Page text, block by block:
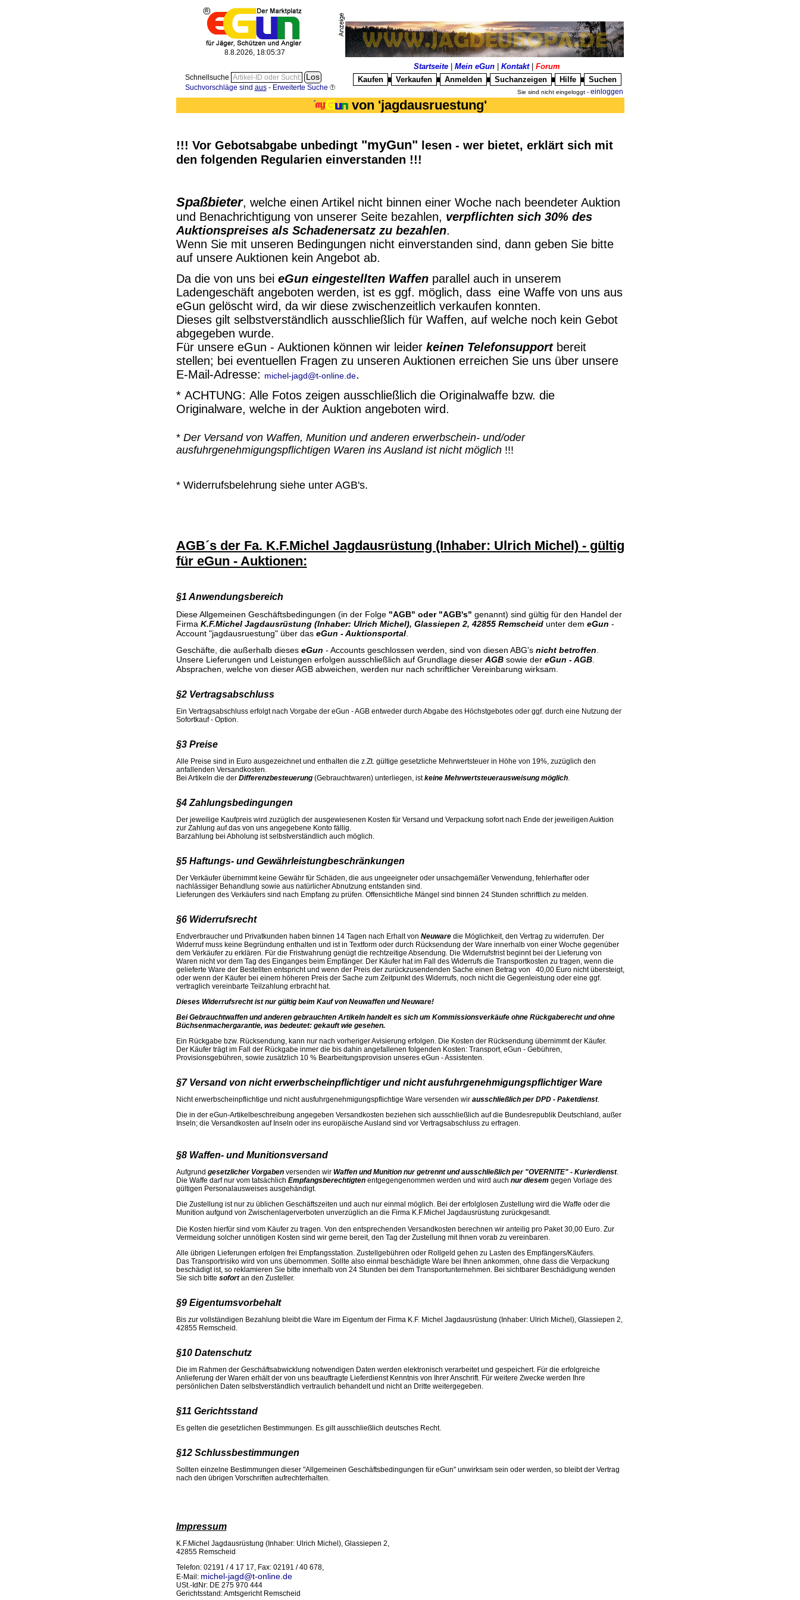
8.8.2026, 18:05:38
Schnellsuche
Suchvorschläge sind aus- Erweiterte Suche
Startseite Mein eGun Kontakt| Forum
Kaufen
Verkaufen Anmelden Suchanzeigen Hilfe Suchen
Sie sind nicht eingeloggt - einloggen
von 'jagdausruestung'
!!! Vor Gebotsabgabe unbedingt "myGun" lesen - wer bietet, erklärt sich mit
den folgenden Regularien einverstanden !!!
Spaßbieter, welche einen Artikel nicht binnen einer Woche nach beendeter Auktion
und Benachrichtigung von unserer Seite bezahlen, verpflichten sich 30% des
Auktionspreises als Schadenersatz zu bezahlen.
Wenn Sie mit unseren Bedingungen nicht einverstanden sind, dann geben Sie bitte
auf unsere Auktionen kein Angebot ab.
Da die von uns bei eGun eingestellten Waffen parallel auch in unserem
Ladengeschäft angeboten werden, ist es ggf. möglich, dass eine Waffe von uns aus
eGun gelöscht wird, da wir diese zwischenzeitlich verkaufen konnten.
Dieses gilt selbstverständlich ausschließlich für Waffen, auf welche noch kein Gebot
abgegeben wurde.
Für unsere eGun - Auktionen können wir leider keinen Telefonsupport bereit
stellen; bei eventuellen Fragen zu unseren Auktionen erreichen Sie uns über unsere
E-Mail-Adresse: michel-jagd@t-online.de.
* ACHTUNG: Alle Fotos zeigen ausschließlich die Originalwaffe bzw. die
Originalware, welche in der Auktion angeboten wird.
* Der Versand von Waffen, Munition und anderen erwerbschein- und/oder
ausfuhrgenehmigungspflichtigen Waren ins Ausland ist nicht möglich!!!
* Widerrufsbelehrung siehe unter AGB's.
AGB´s der Fa. K.F.Michel Jagdausrüstung (Inhaber: Ulrich Michel) - gültig
für eGun - Auktionen:
§1 Anwendungsbereich
Diese Allgemeinen Geschäftsbedingungen (in der Folge "AGB" oder "AGB's" genannt) sind gültig für den Handel der
Firma K.F.Michel Jagdausrüstung (Inhaber: Ulrich Michel), Glassiepen 2, 42855 Remscheidunter dem eGun -
Account "jagdausruestung" über das eGun - Auktionsportal.
Geschäfte, die außerhalb dieses eGun - Accounts geschlossen werden, sind von diesen ABG's nicht betroffen
Unsere Lieferungen und Leistungen erfolgen ausschließlich auf Grundlage dieser AGBsowie der eGun - AGB.
Absprachen, welche von dieser AGB abweichen, werden nur nach schriftlicher Vereinbarung wirksam.
§2 Vertragsabschluss
Ein Vertragsabschluss erfolgt nach Vorgabe der eGun - AGB entweder durch Abgabe des Höchstgebotes oder ggf. durch eine Nutzung der
Sofortkauf - Option.
§3 Preise
Alle Preise sind in Euro ausgezeichnet und enthalten die z.Zt. gültige gesetzliche Mehrwertsteuer in Höhe von 19%, zuzüglich den
anfallenden Versandkosten.
Bei Artikeln die der Differenzbesteuerung(Gebrauchtwaren) unterliegen, istkeine Mehrwertsteuerausweisung möglich.
§4 Zahlungsbedingungen
Der jeweilige Kaufpreis wird zuzüglich der ausgewiesenen Kosten für Versand und Ver­packung sofort nach Ende der jeweiligen Auktion
zur Zahlung auf das von uns angegebene Konto fällig.
Barzahlung bei Abholung ist selbstverständlich auch möglich.
§5 Haftungs- und Gewährleistungbeschränkungen
Der Verkäufer übernimmt keine Gewähr für Schäden, die aus ungeeigneter oder unsachgemäßer Verwendung, fehlerhafter oder
nachlässiger Behandlung sowie aus natürlicher Abnutzung entstanden sind.
Lieferungen des Verkäufers sind nach Empfang zu prüfen. Offensichtliche Mängel sind binnen 24 Stunden schriftlich zu melden.
§6 Widerrufsrecht
Endverbraucher und Privatkunden haben binnen 14 Tagen nach Erhalt von Neuware die Möglichkeit, den Vertrag zu widerrufen. Der
Widerruf muss keine Begründung enthalten und ist in Textform oder durch Rücksendung der Ware innerhalb von einer Woche gegenüber
dem Verkäufer zu erklären. Für die Fristwahrung genügt die rechtzeitige Absendung. Die Widerrufsfrist beginnt bei der Lieferung von
Waren nicht vor dem Tag des Einganges beim Empfänger. Der Käufer hat im Fall des Widerrufs die Transportkosten zu tragen, wenn die
gelieferte Ware der Bestellten entspricht und wenn der Preis der zurückzusendenden Sache einen Betrag von 40,00 Euro nicht übersteigt,
oder wenn der Käufer bei einem höheren Preis der Sache zum Zeitpunkt des Widerrufs, noch nicht die Gegenleistung oder eine ggf.
vertraglich vereinbarte Teilzahlung erbracht hat.
Dieses Widerrufsrecht ist nur gültig beim Kauf von Neuwaffen und Neuware!
Bei Gebrauchtwaffen und anderen gebrauchten Artikeln handelt es sich um Kommissionsverkäufe ohne Rückgaberecht und ohne
Büchsenmachergarantie, was bedeutet: gekauft wie gesehen.
Ein Rückgabe bzw. Rücksendung, kann nur nach vorheriger Avisierung erfolgen. Die Kosten der Rücksendung übernimmt der Käufer.
Der Käufer trägt im Fall der Rückgabe inmer die bis dahin angefallenen folgenden Kosten: Transport, eGun - Gebühren,
Provisionsgebühren, sowie zusätzlich 10 % Bearbeitungsprovision unseres eGun - Assistenten.
§7 Versand von nicht erwerbscheinpflichtiger und nicht ausfuhrgenehmigungspflichtiger Ware
Nicht erwerbscheinpflichtige und nicht ausfuhrgenehmigungspflichtige Ware versenden wir ausschließlich per DPD - Paketdienst.
Die in der eGun-Artikelbeschreibung angegeben Versandkosten beziehen sich ausschließlich auf die Bundesrepublik Deutschland, außer
Inseln; die Versandkosten auf Inseln oder ins europäische Ausland sind vor Vertragsabschluss zu erfragen.
§8 Waffen- und Munitionsversand
Aufgrund gesetzlicher Vorgaben versenden wir Waffen und Munition nur getrennt und ausschließlich per "OVERNITE" - Kurierdienst.
Die Waffe darf nur vom tatsächlich Empfangsberechtigtenentgegengenommen werden und wird auch nur diesem gegen Vorlage des
gültigen Personalausweises ausgehändigt.
Die Zustellung ist nur zu üblichen Geschäftszeiten und auch nur einmal möglich. Bei der erfolglosen Zustellung wird die Waffe oder die
Munition aufgund von Zwischenlagerverboten unverzüglich an die Firma K.F.Michel Jagdausrüstung zurückgesandt.
Die Kosten hierfür sind vom Käufer zu tragen. Von den entsprechenden Versandkosten berechnen wir anteilig pro Paket 30,00 Euro. Zur
Vermeidung solcher unnötigen Kosten sind wir gerne bereit, den Tag der Zustellung mit Ihnen vorab zu vereinbaren.
Alle übrigen Lieferungen erfolgen frei Empfangsstation. Zustellgebühren oder Rollgeld gehen zu Lasten des Empfängers/Käufers.
Das Transportrisiko wird von uns übernommen. Sollte also einmal beschädigte Ware bei Ihnen ankommen, ohne dass die Verpackung
beschädigt ist, so reklamieren Sie bitte innerhalb von 24 Stunden bei dem Transportunternehmen. Bei sichtbarer Beschädigung wenden
Sie sich bitte sofortan den Zusteller.
§9 Eigentumsvorbehalt
Bis zur vollständigen Bezahlung bleibt die Ware im Eigentum der Firma K.F. Michel Jagdausrüstung (Inhaber: Ulrich Michel), Glassiepen 2,
42855 Remscheid.
§10 Datenschutz
Die im Rahmen der Geschäftsabwicklung notwendigen Daten werden elektronisch verarbeitet und gespeichert. Für die erfolgreiche
Anlieferung der Waren erhält der von uns beauftragte Lieferdienst Kenntnis von Ihrer Anschrift. Für weitere Zwecke werden Ihre
persönlichen Daten selbstverständlich vertraulich behandelt und nicht an Dritte weitergegeben.
§11 Gerichtsstand
Es gelten die gesetzlichen Bestimmungen. Es gilt ausschließlich deutsches Recht.
§12 Schlussbestimmungen
Sollten einzelne Bestimmungen dieser "Allgemeinen Geschäftsbedingungen für eGun" unwirksam sein oder werden, so bleibt der Vertrag
nach den übrigen Vorschriften aufrechterhalten.
Impressum
K.F.Michel Jagdausrüstung (Inhaber: Ulrich Michel), Glassiepen 2,
42855 Remscheid
Telefon: 02191 / 4 17 17, Fax: 02191 / 40 678,
E-Mail: michel-jagd@t-online.de
USt.-IdNr: DE 275 970 444
Gerichtsstand: Amtsgericht Remscheid